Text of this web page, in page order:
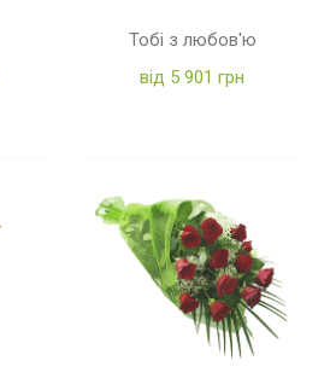
Тобі з любов'ю
від 5 901 грн